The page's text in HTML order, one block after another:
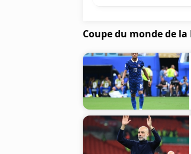
Coupe du monde de la